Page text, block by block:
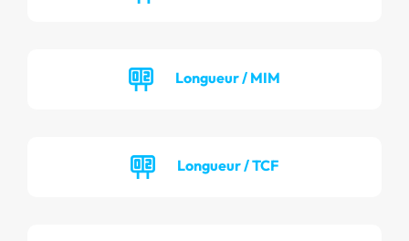
Longueur / MIM
Longueur / TCF